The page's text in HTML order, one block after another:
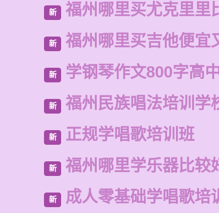
新 福州哪里买尤克里里
新 福州哪里买吉他便宜
新 学钢琴作文800字高
新 福州民族唱法培训学
新 正规学唱歌培训班
新 福州哪里学乐器比较
新 成人零基础学唱歌培